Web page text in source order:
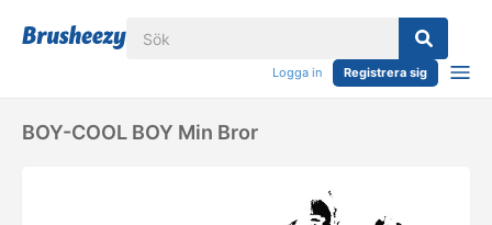
Logga in Registrera sig
BOY-COOL BOY Min Bror